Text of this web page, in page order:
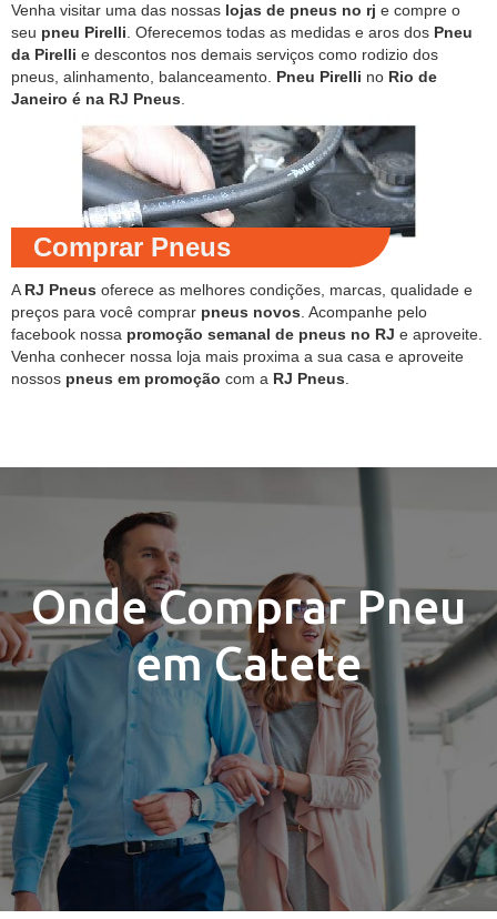
Venha visitar uma das nossas lojas de pneus no rj e compre o
seu pneu Pirelli . Oferecemos todas as medidas e aros dos Pneu
da Pirelli e descontos nos demais serviços como rodizio dos
pneus, alinhamento, balanceamento. Pneu Pirelli no Rio de
Janeiro é na RJ Pneus
Comprar Pneus
A RJ Pneus oferece as melhores condições, marcas, qualidade e
preços para você comprar pneus novos . Acompanhe pelo
facebook nossa promoção semanal de pneus no RJ e aproveite.
Venha conhecer nossa loja mais proxima a sua casa e aproveite
nossos pneus em promoção com a RJ Pneus
Onde Comprar Pneu
em Catete